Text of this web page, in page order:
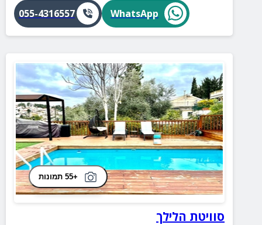
WhatsApp
055-4316557
+55 תמונות
סוויטת הלילך